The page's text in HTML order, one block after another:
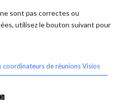
sont pas correctes ou
utilisez le bouton suivant pour
coordinateurs de réunions Visios